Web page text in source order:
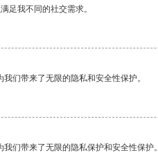
足我不同的社交需求。
们带来了无限的隐私和安全性保护。
们带来了无限的隐私保护和安全性保护。